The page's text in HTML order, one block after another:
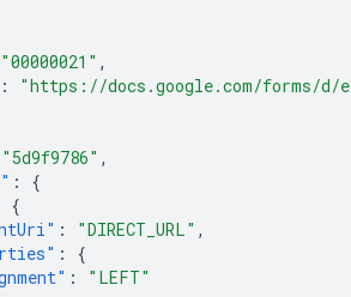
"00000021" ,
:
"https://docs.google.com/forms/d/e/
"5d9f9786" ,
:
{
{
: "DIRECT_URL" ,
:
{
:
"LEFT"